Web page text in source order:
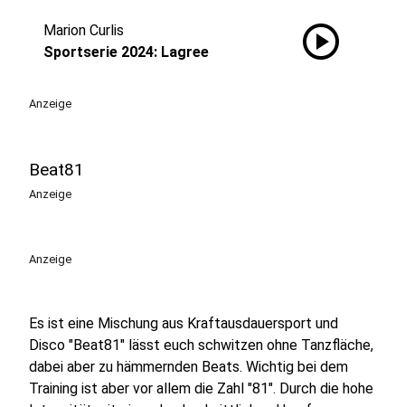
Marion Curlis
Sportserie 2024: Lagree
play_circle
Anzeige
Beat81
Anzeige
Anzeige
Es ist eine Mischung aus Kraftausdauersport und
Disco "Beat81" lässt euch schwitzen ohne Tanzfläche,
dabei aber zu hämmernden Beats. Wichtig bei dem
Training ist aber vor allem die Zahl "81". Durch die hohe